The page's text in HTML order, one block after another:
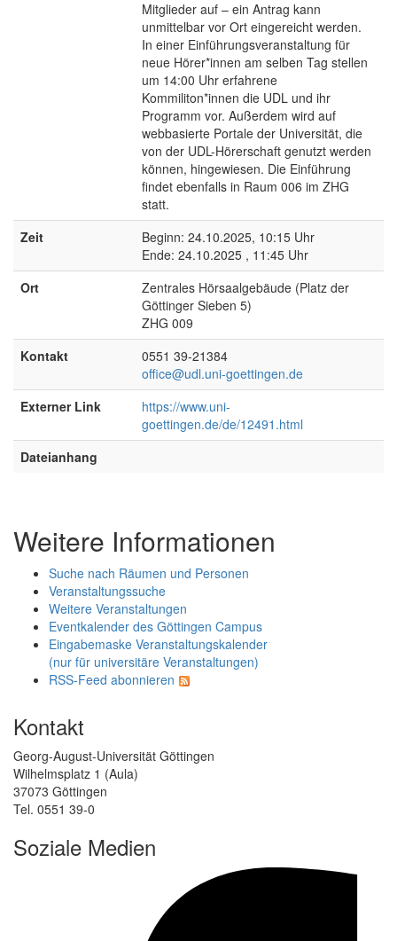
Mitglieder auf – ein Antrag kann
unmittelbar vor Ort eingereicht werden.
In einer Einführungsveranstaltung für
neue Hörer*innen am selben Tag stellen
um 14:00 Uhr erfahrene
Kommiliton*innen die UDL und ihr
Programm vor. Außerdem wird auf
webbasierte Portale der Universität, die
von der UDL-Hörerschaft genutzt werden
können, hingewiesen. Die Einführung
findet ebenfalls in Raum 006 im ZHG
statt.
Zeit
Beginn: 24.10.2025, 10:15 Uhr
Ende: 24.10.2025 , 11:45 Uhr
Ort
Zentrales Hörsaalgebäude (Platz der
Göttinger Sieben 5)
ZHG 009
Kontakt
0551 39-21384
office@udl.uni-goettingen.de
Externer Link
https://www.uni-
goettingen.de/de/12491.html
Dateianhang
Weitere Informationen
Suche nach Räumen und Personen
Veranstaltungssuche
Weitere Veranstaltungen
Eventkalender des Göttingen Campus
Eingabemaske Veranstaltungskalender
(nur für universitäre Veranstaltungen)
RSS-Feed abonnieren
Kontakt
Georg-August-Universität Göttingen
Wilhelmsplatz 1 (Aula)
37073 Göttingen
Tel. 0551 39-0
Soziale Medien